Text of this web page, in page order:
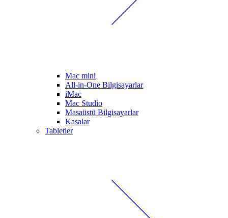
Mac mini
All-in-One Bilgisayarlar
iMac
Mac Studio
Masaüstü Bilgisayarlar
Kasalar
Tabletler